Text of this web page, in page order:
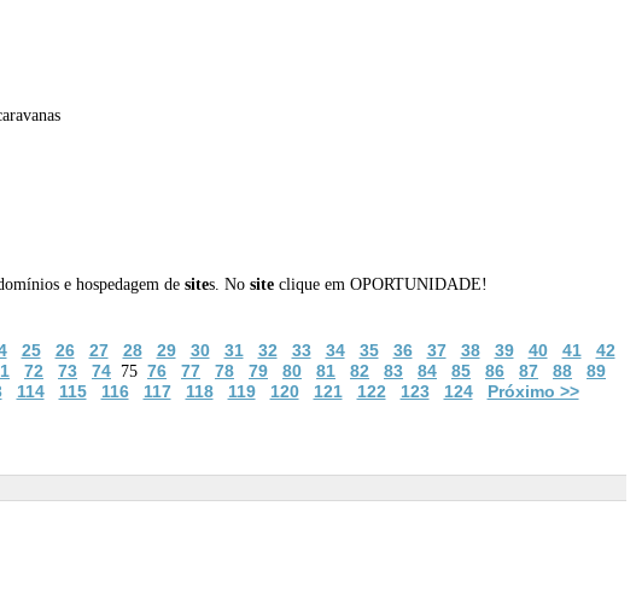
e hospedagem de sites. No siteclique em OPORTUNIDADE!
25 26 27 28 29 30 31 32 33 34 35 36 37 38 39 40 41
42
72 73 74 75 76 77 78 79 80 81 82 83 84 85 86 87 88
89
114 115 116 117 118 119 120 121 122 123 124 Próximo >>